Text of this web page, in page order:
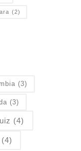
(2)
(3)
(3)
(4)
(4)